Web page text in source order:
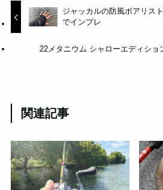
ジャッカルの防風ボアリス
でインプレ
22メタニウム シャローエディショ
関連記事